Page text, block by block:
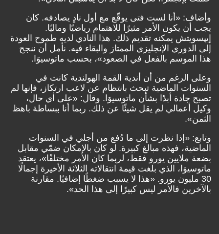
وأضاف: «أنا لست فتى يوقّع مع أول نادٍ يصادفه. كان
يجب أن يكون الأمر مثيرًا للاهتمام رياضيًا وماليًا.
إيپسويتش يمكنه تقديم ذلك. هذا النادي لديه طموح العودة
إلى الدوري الإنجليزي الممتاز والبقاء فيه. نأمل أن ننجح
هذا الموسم بالفعل في الصعود»، بحسب ماتوسيوَا.
وعلى الرغم من أن أندية القمة الهولندية كانت في
السنوات الماضية تبحث بانتظام عن لاعب ارتكاز، فإنها لم
تصبح جادة أبدًا بشأن ماتوسيوَا. وقال: «على أي حال،
وكيل أعمالي لم يقل شيئًا عن ذلك. ربما أنا ببساطة باهظ
الثمن».
وتابع: «إذا نظرت إلى ما دُفع من أجلي في السنوات
الماضية، فهذه مبالغ كبيرة. لو كان بالإمكان ضمّي مقابل
بضعة ملايين يورو فقط، لربما كان الأمر مختلفًا»، يعتقد
ماتوسيوَا، الذي بلغت قيمة انتقالاته الثلاثة الأخيرة إجمالًا
30 مليون يورو. «هذا لا يسبب ضغطًا إضافيًا. مقارنة
بالآخرين فالأمر ليس كبيرًا إلى هذا الحد».